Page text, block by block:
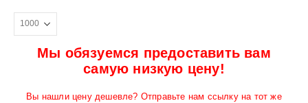
Мы обязуемся предоставить вам
самую низкую цену!
Вы нашли цену дешевле? Отправьте нам ссылку на тот же